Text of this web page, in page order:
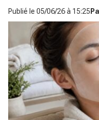
Publié le 05/06/26 à 15:25